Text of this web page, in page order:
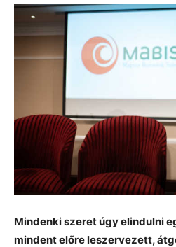
Mindenki szeret úgy elindulni
mindent előre leszervezett,